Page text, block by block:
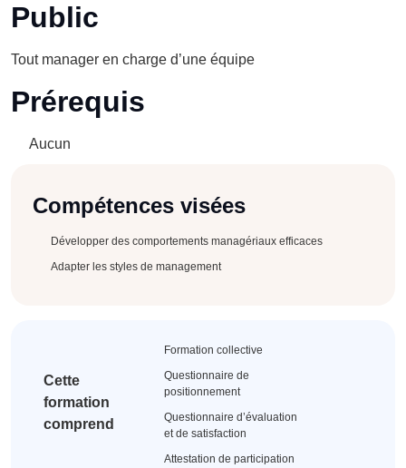
Public
Tout manager en charge d’une équipe
Prérequis
Aucun
Compétences visées
Développer des comportements managériaux efficaces
Adapter les styles de management
Cette
formation
comprend
Formation collective
Questionnaire de
positionnement
Questionnaire d’évaluation
et de satisfaction
Attestation de participation